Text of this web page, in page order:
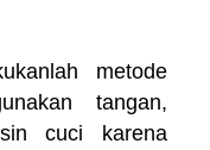
metode
tangan,
cuci karena